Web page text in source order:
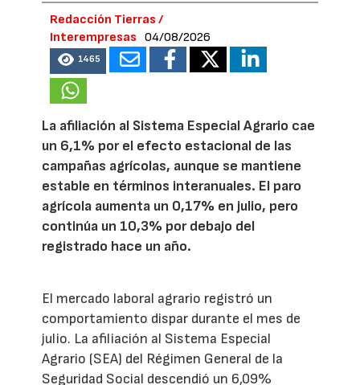
Redacción Tierras /
Interempresas
04/08/2026
1465
La afiliación al Sistema Especial Agrario cae
un 6,1% por el efecto estacional de las
campañas agrícolas, aunque se mantiene
estable en términos interanuales. El paro
agrícola aumenta un 0,17% en julio, pero
continúa un 10,3% por debajo del
registrado hace un año.
El mercado laboral agrario registró un
comportamiento dispar durante el mes de
julio. La afiliación al Sistema Especial
Agrario (SEA) del Régimen General de la
Seguridad Social descendió un 6,09%